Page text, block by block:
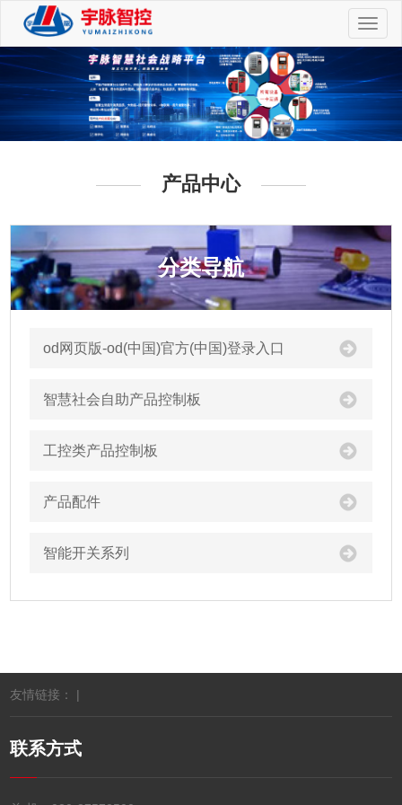
切
换
航
产品中心
分类导航
od网页版-od(中国)官方(中国)登录入口
智慧社会自助产品控制板
工控类产品控制板
产品配件
智能开关系列
友情链接： |
联系方式